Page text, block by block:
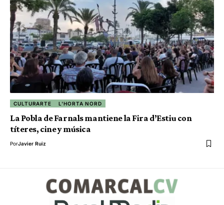
CULTURARTE L'HORTA NORD
La Pobla de Farnals mantiene la Fira d’Estiu con
títeres, cine y música
PorJavier Ruiz